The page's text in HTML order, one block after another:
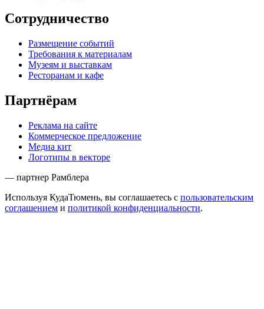
Сотрудничество
Размещение событий
Требования к материалам
Музеям и выставкам
Ресторанам и кафе
Партнёрам
Реклама на сайте
Коммерческое предложение
Медиа кит
Логотипы в векторе
— партнер Рамблера
Используя КудаТюмень, вы соглашаетесь с пользовательским
соглашением и политикой конфиденциальности.